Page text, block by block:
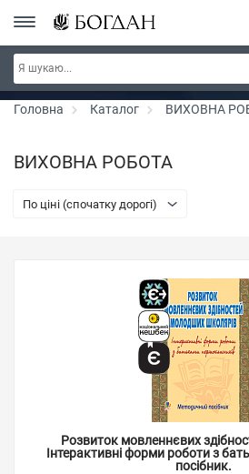
РОЗПРОДАЖ ~ 150 грн ~ 200 грн ~ 250 грн ~
300 грн ~ РОЗПРОДАЖ
Головна Каталог ВИХОВНА
ВИХОВНА РОБОТА
По ціні (спочатку дорогі)
Розвиток мовленнєвих
Інтерактивні форми роботи з
посібник.